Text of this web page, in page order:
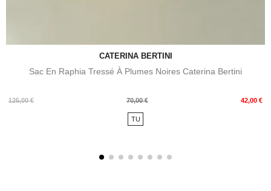
CATERINA BERTINI
Sac En Raphia Tressé À Plumes Noires Caterina Bertini
125,00 €
Prix
70,00 € 42,00 €
Prix
TU